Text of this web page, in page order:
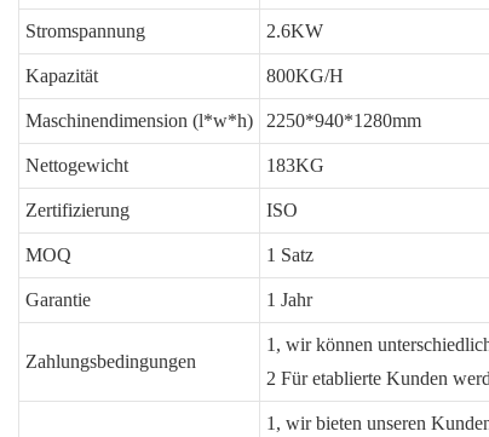
Stromspannung
2.6KW
Kapazität
800KG/H
Maschinendimension (l*w*h) 2250*940*1280mm
Nettogewicht
183KG
Zertifizierung
ISO
MOQ
1 Satz
Garantie
1 Jahr
Zahlungsbedingungen
1, wir können
2 Für etablierte Kunden
1, wir bieten unseren